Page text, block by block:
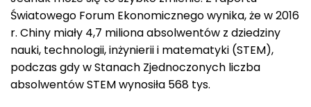
Światowego Forum Ekonomicznego wynika, że w 2016
r. Chiny miały 4,7 miliona absolwentów z dziedziny
nauki, technologii, inżynierii i matematyki (STEM),
podczas gdy w Stanach Zjednoczonych liczba
absolwentów STEM wynosiła 568 tys.